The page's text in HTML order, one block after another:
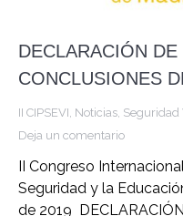
DECLARACIÓN
CONCLUSIONES
II CIPSEVI, Noticias, Seguridad
Deja un comentario
II Congreso
Seguridad y la
de 2019